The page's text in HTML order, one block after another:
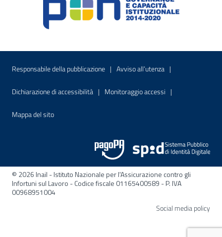
Menu di servizio
Responsabile della pubblicazione Sito interno - Apre in una nuova
Avviso all’utenza Sito interno -
Dichiarazione di accessibilità Sito interno - Apre in una nuova finestra
Monitoraggio accessi Sito interno -
Mappa del sitoSito interno - Apre nella stessa finestra
© 2026 Inail - Istituto Nazionale per l'Assicurazione contro gli
Infortuni sul Lavoro - Codice fiscale 01165400589 - P. IVA
00968951004
Social media policy